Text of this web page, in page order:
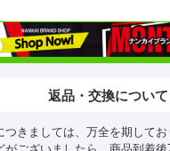
返品・交換について
つきましては、万全を期して